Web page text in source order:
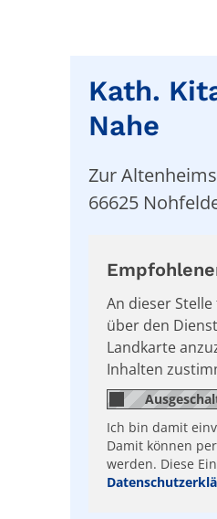
Kath.
Nahe
Zur
66625
An dieser
über den
Landkarte
Inhalten
Ich bin damit
Damit können
werden. Diese